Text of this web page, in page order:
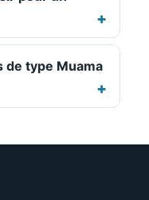
de type Muama